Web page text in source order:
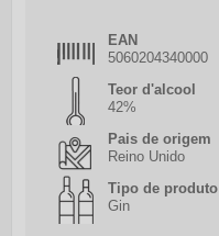
EAN
5060204340000
Teor d'alcool
42%
Pais de origem
Reino Unido
Tipo de produto
Gin